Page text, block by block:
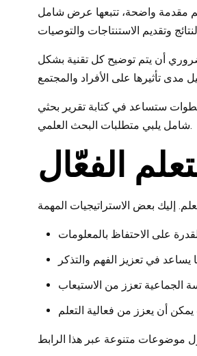
مقدمة واضحة، تتبعها عرض شامل
أن يتم توضيح كل تقنية بشكل
ستساعد في كتابة تقرير بحثي
شامل يلبي متطلبات البحث العلمي.
الفعّال